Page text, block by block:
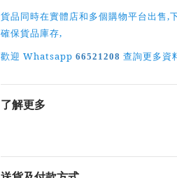
貨品同時在實體店和多個購物平台出售,
確保貨品庫存,
歡迎 Whatsapp 66521208 查詢更多資
了解更多